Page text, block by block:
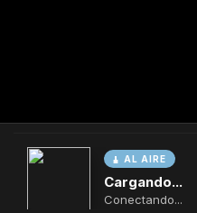
AL AIRE
Cargando...
Conectando...